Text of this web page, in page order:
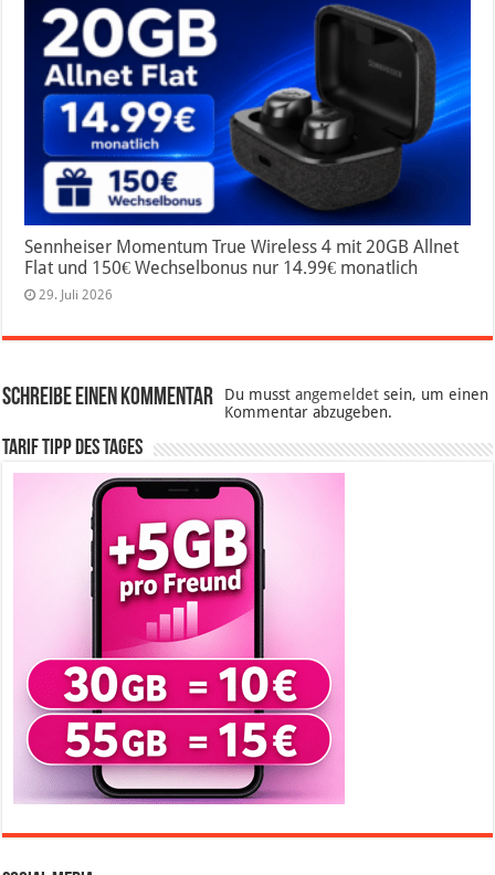
Sennheiser Momentum True Wireless 4 mit 20GB Allnet
Flat und 150€ Wechselbonus nur 14.99€ monatlich
29. Juli 2026
Schreibe einen Kommentar Du musstangemeldet sein, um einen
Kommentar abzugeben.
Tarif Tipp des Tages